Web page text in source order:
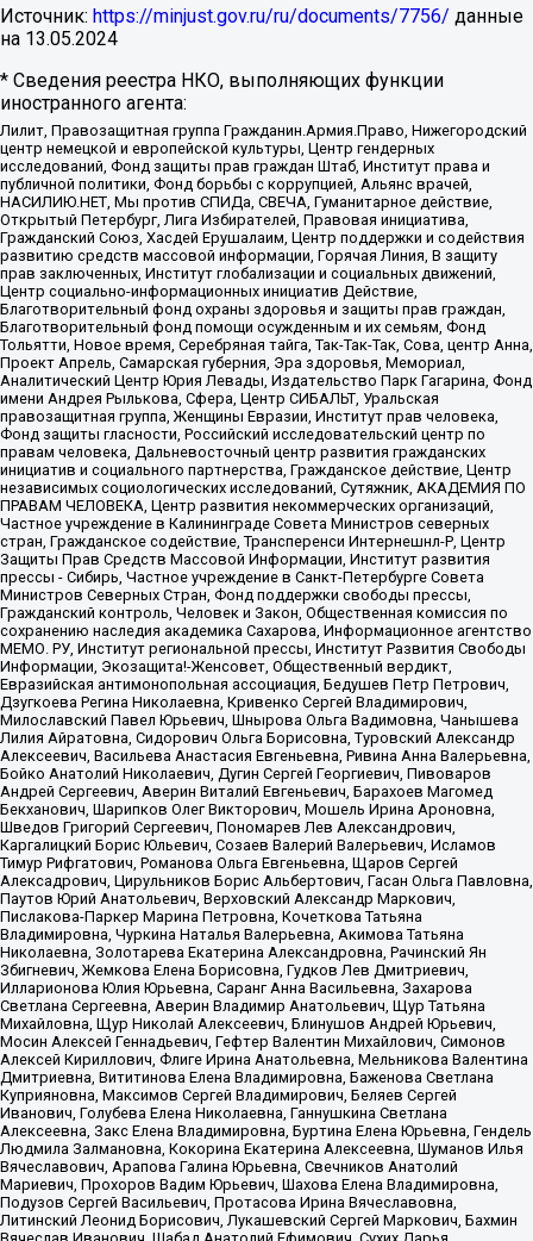
Источник: https://minjust.gov.ru/ru/documents/7756/ данные
на 13.05.2024
* Сведения реестра НКО, выполняющих функции
иностранного агента:
Лилит, Правозащитная группа Гражданин.Армия.Право, Нижегородский
центр немецкой и европейской культуры, Центр гендерных
исследований, Фонд защиты прав граждан Штаб, Институт права и
публичной политики, Фонд борьбы с коррупцией, Альянс врачей,
НАСИЛИЮ.НЕТ, Мы против СПИДа, СВЕЧА, Гуманитарное действие,
Открытый Петербург, Лига Избирателей, Правовая инициатива,
Гражданский Союз, Хасдей Ерушалаим, Центр поддержки и содействия
развитию средств массовой информации, Горячая Линия, В защиту
прав заключенных, Институт глобализации и социальных движений,
Центр социально-информационных инициатив Действие,
Благотворительный фонд охраны здоровья и защиты прав граждан,
Благотворительный фонд помощи осужденным и их семьям, Фонд
Тольятти, Новое время, Серебряная тайга, Так-Так-Так, Сова, центр Анна,
Проект Апрель, Самарская губерния, Эра здоровья, Мемориал,
Аналитический Центр Юрия Левады, Издательство Парк Гагарина, Фонд
имени Андрея Рылькова, Сфера, Центр СИБАЛЬТ, Уральская
правозащитная группа, Женщины Евразии, Институт прав человека,
Фонд защиты гласности, Российский исследовательский центр по
правам человека, Дальневосточный центр развития гражданских
инициатив и социального партнерства, Гражданское действие, Центр
независимых социологических исследований, Сутяжник, АКАДЕМИЯ ПО
ПРАВАМ ЧЕЛОВЕКА, Центр развития некоммерческих организаций,
Частное учреждение в Калининграде Совета Министров северных
стран, Гражданское содействие, Трансперенси Интернешнл-Р, Центр
Защиты Прав Средств Массовой Информации, Институт развития
прессы - Сибирь, Частное учреждение в Санкт-Петербурге Совета
Министров Северных Стран, Фонд поддержки свободы прессы,
Гражданский контроль, Человек и Закон, Общественная комиссия по
сохранению наследия академика Сахарова, Информационное агентство
МЕМО. РУ, Институт региональной прессы, Институт Развития Свободы
Информации, Экозащита!-Женсовет, Общественный вердикт,
Евразийская антимонопольная ассоциация, Бедушев Петр Петрович,
Дзугкоева Регина Николаевна, Кривенко Сергей Владимирович,
Милославский Павел Юрьевич, Шнырова Ольга Вадимовна, Чанышева
Лилия Айратовна, Сидорович Ольга Борисовна, Туровский Александр
Алексеевич, Васильева Анастасия Евгеньевна, Ривина Анна Валерьевна,
Бойко Анатолий Николаевич, Дугин Сергей Георгиевич, Пивоваров
Андрей Сергеевич, Аверин Виталий Евгеньевич, Барахоев Магомед
Бекханович, Шарипков Олег Викторович, Мошель Ирина Ароновна,
Шведов Григорий Сергеевич, Пономарев Лев Александрович,
Каргалицкий Борис Юльевич, Созаев Валерий Валерьевич, Исламов
Тимур Рифгатович, Романова Ольга Евгеньевна, Щаров Сергей
Алексадрович, Цирульников Борис Альбертович, Гасан Ольга Павловна,
Паутов Юрий Анатольевич, Верховский Александр Маркович,
Пислакова-Паркер Марина Петровна, Кочеткова Татьяна
Владимировна, Чуркина Наталья Валерьевна, Акимова Татьяна
Николаевна, Золотарева Екатерина Александровна, Рачинский Ян
Збигневич, Жемкова Елена Борисовна, Гудков Лев Дмитриевич,
Илларионова Юлия Юрьевна, Саранг Анна Васильевна, Захарова
Светлана Сергеевна, Аверин Владимир Анатольевич, Щур Татьяна
Михайловна, Щур Николай Алексеевич, Блинушов Андрей Юрьевич,
Мосин Алексей Геннадьевич, Гефтер Валентин Михайлович, Симонов
Алексей Кириллович, Флиге Ирина Анатольевна, Мельникова Валентина
Дмитриевна, Вититинова Елена Владимировна, Баженова Светлана
Куприяновна, Максимов Сергей Владимирович, Беляев Сергей
Иванович, Голубева Елена Николаевна, Ганнушкина Светлана
Алексеевна, Закс Елена Владимировна, Буртина Елена Юрьевна, Гендель
Людмила Залмановна, Кокорина Екатерина Алексеевна, Шуманов Илья
Вячеславович, Арапова Галина Юрьевна, Свечников Анатолий
Мариевич, Прохоров Вадим Юрьевич, Шахова Елена Владимировна,
Подузов Сергей Васильевич, Протасова Ирина Вячеславовна,
Литинский Леонид Борисович, Лукашевский Сергей Маркович, Бахмин